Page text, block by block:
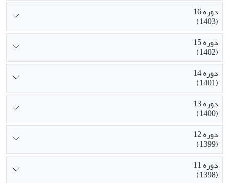
دوره 16
(1403)
دوره 15
(1402)
دوره 14
(1401)
دوره 13
(1400)
دوره 12
(1399)
دوره 11
(1398)